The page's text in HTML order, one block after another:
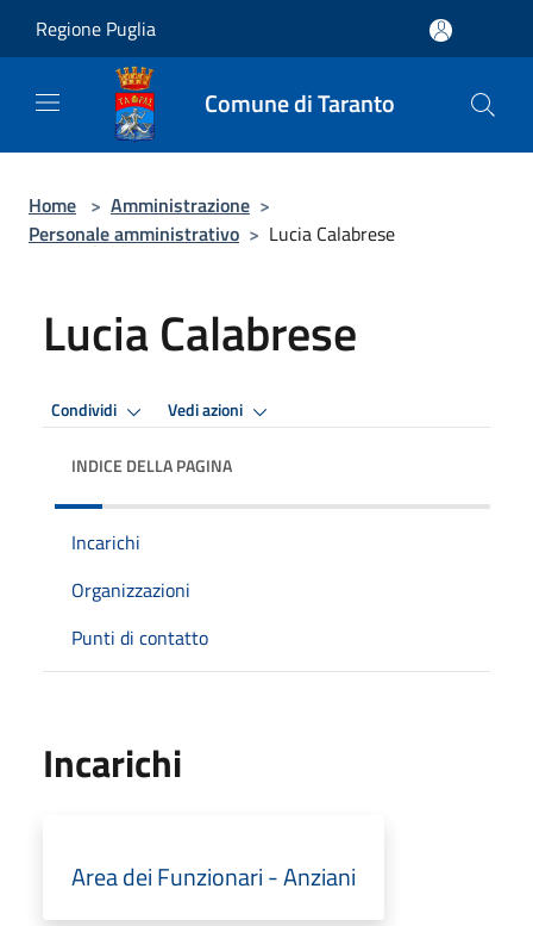
Regione Puglia
Comune di Taranto
Home > Amministrazione >
Personale amministrativo > Lucia Calabrese
Lucia Calabrese
Condividi Vedi azioni
INDICE DELLA PAGINA
Incarichi
Organizzazioni
Punti di contatto
Incarichi
Area dei Funzionari - Anziani